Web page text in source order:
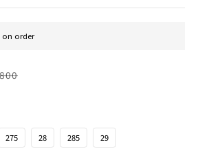
on order
275 28 285 29